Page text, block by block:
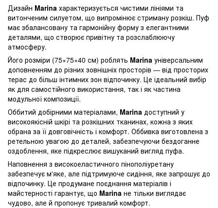
Дизайн Marina характеризується чистими лініями та
витонченим силуетом, що випромінює стриману розкіш. Пуф
має збалансовану та гармонійну форму з елегантними
деталями, що створює привітну та розслаблюючу
атмосферу.
Його розміри (75×75×40 см) роблять Marina універсальним
доповненням до різних зовнішніх просторів — від просторих
терас до більш інтимних зон відпочинку. Це ідеальний вибір
як для самостійного використання, так і як частина
модульної композиції.
Оббитий добірними матеріалами, Marina доступний у
високоякісній шкірі та розкішних тканинах, кожна з яких
обрана за її довговічність і комфорт. Оббивка виготовлена з
ретельною увагою до деталей, забезпечуючи бездоганне
оздоблення, яке підкреслює вишуканий вигляд пуфа.
Наповнення з високоеластичного пінополіуретану
забезпечує м'яке, але підтримуюче сидіння, яке запрошує до
відпочинку. Це продумане поєднання матеріалів і
майстерності гарантує, що Marina не тільки виглядає
чудово, але й пропонує тривалий комфорт.